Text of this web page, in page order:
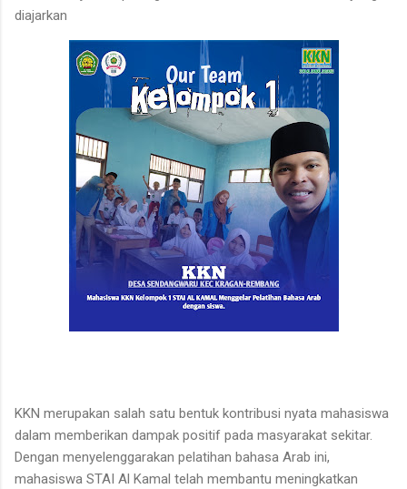
diajarkan
KKN merupakan salah satu bentuk kontribusi nyata mahasiswa
dalam memberikan dampak positif pada masyarakat sekitar.
Dengan menyelenggarakan pelatihan bahasa Arab ini,
mahasiswa STAI Al Kamal telah membantu meningkatkan